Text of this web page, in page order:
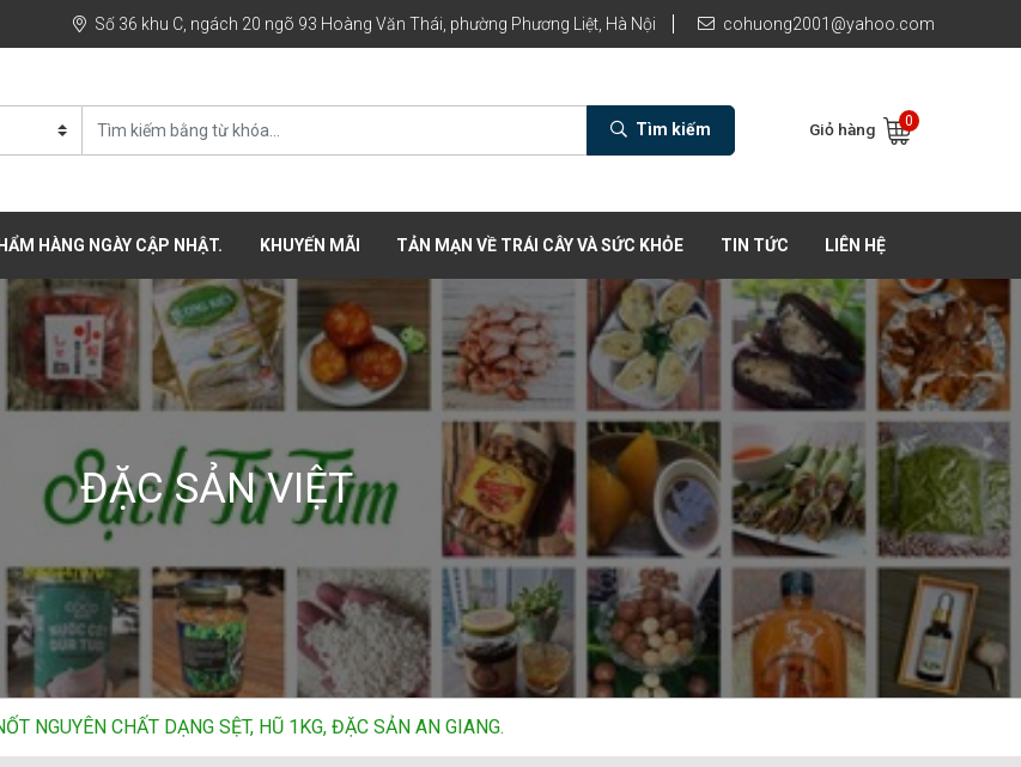
Số 36 khu C, ngách 20 ngõ 93 Hoàng Văn Thái, phường Phương Liệt, Hà Nội cohuong2001@yahoo.com
Tìm kiếm Giỏ hàng 0
HÀNG NGÀY CẬP NHẬT. KHUYẾN MÃI TẢN MẠN VỀ TRÁI CÂY VÀ SỨC KHỎE TIN TỨC LIÊN HỆ
ĐẶC SẢN VIỆT
NGUYÊN CHẤT DẠNG SỆT, HŨ 1KG, ĐẶC SẢN AN GIANG.